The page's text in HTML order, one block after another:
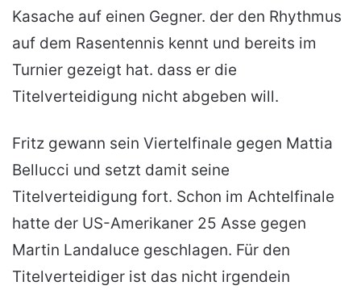
Kasache auf einen Gegner. der den Rhythmus
auf dem Rasentennis kennt und bereits im
Turnier gezeigt hat. dass er die
Titelverteidigung nicht abgeben will.
Fritz gewann sein Viertelfinale gegen Mattia
Bellucci und setzt damit seine
Titelverteidigung fort. Schon im Achtelfinale
hatte der US-Amerikaner 25 Asse gegen
Martin Landaluce geschlagen. Für den
Titelverteidiger ist das nicht irgendein